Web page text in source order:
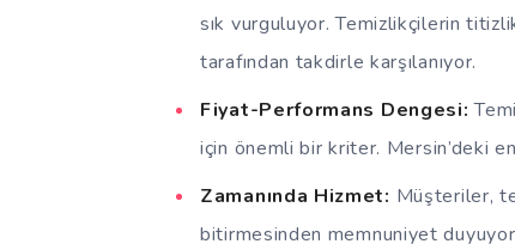
sık vurguluyor. Temizlikçilerin
tarafından takdirle karşılanıyor.
Fiyat-Performans Dengesi:
için önemli bir kriter. Mersin’deki
Zamanında Hizmet: Müşteriler,
bitirmesinden memnuniyet